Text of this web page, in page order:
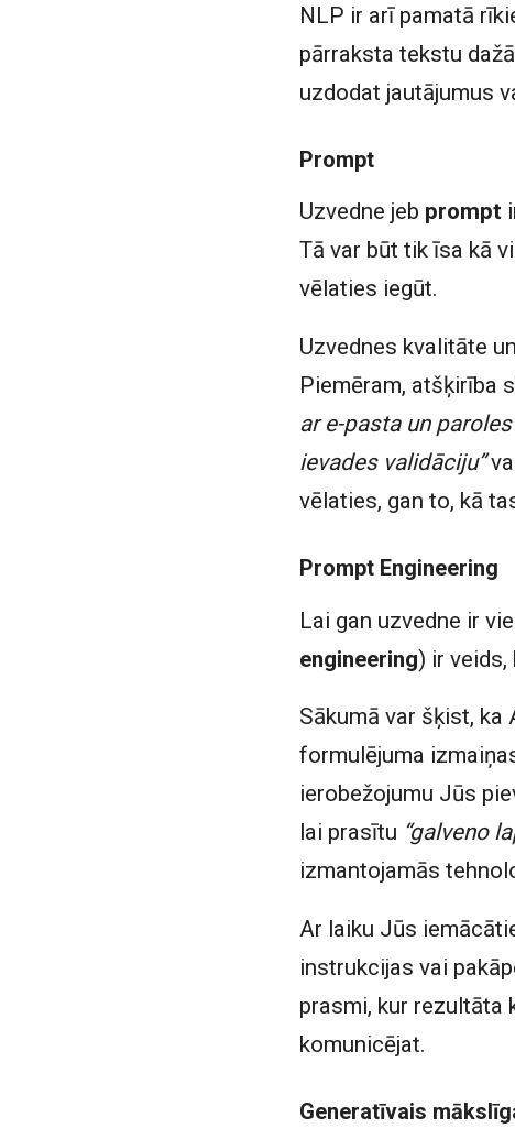
NLP ir arī pamatā
pārraksta tekstu
uzdodat jautājumus
Prompt
Uzvedne jeb prompt
Tā var būt tik īsa kā
vēlaties iegūt.
Uzvednes kvalitāte
Piemēram, atšķirība
ar e-pasta un
ievades validāciju”
vēlaties, gan to, kā
Prompt Engineering
Lai gan uzvedne ir
engineering) ir veids,
Sākumā var šķist, ka
formulējuma
ierobežojumu Jūs
lai prasītu “galveno
izmantojamās
Ar laiku Jūs
instrukcijas vai
prasmi, kur rezultāta
komunicējat.
Generatīvais